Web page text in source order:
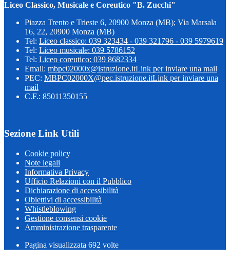
Liceo Classico, Musicale e Coreutico "B. Zucchi"
Piazza Trento e Trieste 6, 20900 Monza (MB); Via Marsala
16, 22, 20900 Monza (MB)
Tel: Liceo classico: 039 323434 - 039 321796 - 039 5979619
Tel: Liceo musicale: 039 5786152
Tel: Liceo coreutico: 039 8682334
Email: mbpc02000x@istruzione.itLink per inviare una mail
PEC: MBPC02000X@pec.istruzione.itLink per inviare una
mail
C.F.: 85011350155
Sezione Link Utili
Cookie policy
Note legali
Informativa Privacy
Ufficio Relazioni con il Pubblico
Dichiarazione di accessibilità
Obiettivi di accessibilità
Whistleblowing
Gestione consensi cookie
Amministrazione trasparente
Pagina visualizzata 692 volte